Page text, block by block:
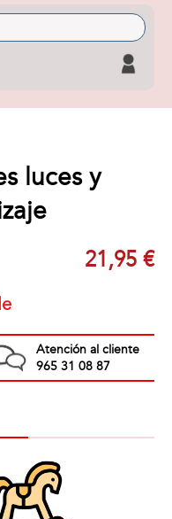
luces y
21,95 €
Atención al cliente
965 31 08 87